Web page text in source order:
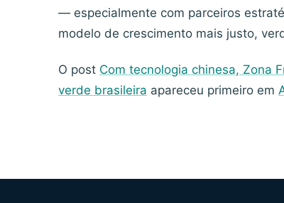
— especialmente com parceiros
modelo de crescimento mais justo,
O post Com tecnologia chinesa, Zona
verde brasileira apareceu primeiro em